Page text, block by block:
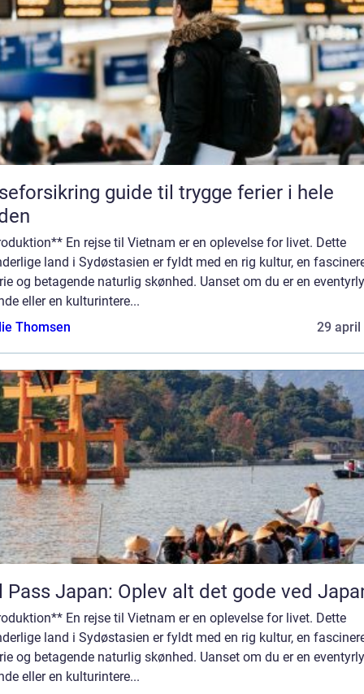
guide til trygge ferier i hele
En rejse til Vietnam er en oplevelse for livet. Dette
land i Sydøstasien er fyldt med en rig kultur, en
og betagende naturlig skønhed. Uanset om du er en
eller en kulturintere...
Thomsen
29 april
Pass Japan: Oplev alt det gode ved
En rejse til Vietnam er en oplevelse for livet. Dette
land i Sydøstasien er fyldt med en rig kultur, en
og betagende naturlig skønhed. Uanset om du er en
eller en kulturintere...